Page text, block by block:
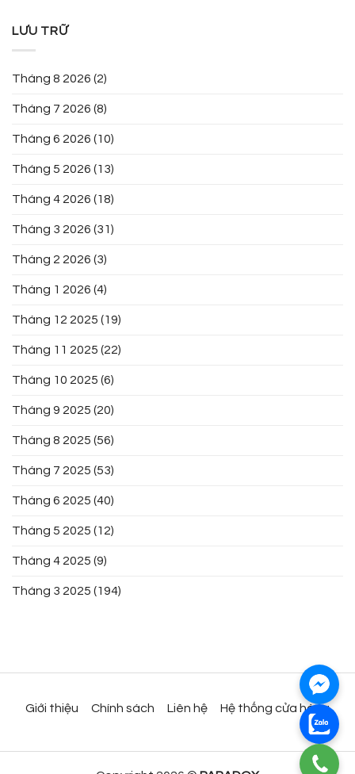
LƯU TRỮ
Tháng 8 2026 (2)
Tháng 7 2026 (8)
Tháng 6 2026 (10)
Tháng 5 2026 (13)
Tháng 4 2026 (18)
Tháng 3 2026 (31)
Tháng 2 2026 (3)
Tháng 1 2026 (4)
Tháng 12 2025 (19)
Tháng 11 2025 (22)
Tháng 10 2025 (6)
Tháng 9 2025 (20)
Tháng 8 2025 (56)
Tháng 7 2025 (53)
Tháng 6 2025 (40)
Tháng 5 2025 (12)
Tháng 4 2025 (9)
Tháng 3 2025 (194)
Giới thiệu Chính sách Liên hệ Hệ thống cửa hàng